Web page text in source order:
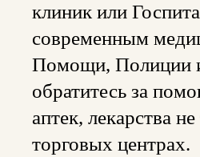
клиник или
современным
Помощи, Полиции
обратитесь за
аптек, лекарства
торговых центрах.